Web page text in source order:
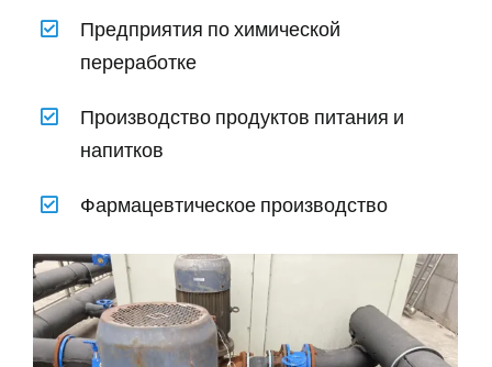
Предприятия по химической
переработке
Производство продуктов питания и
напитков
Фармацевтическое производство